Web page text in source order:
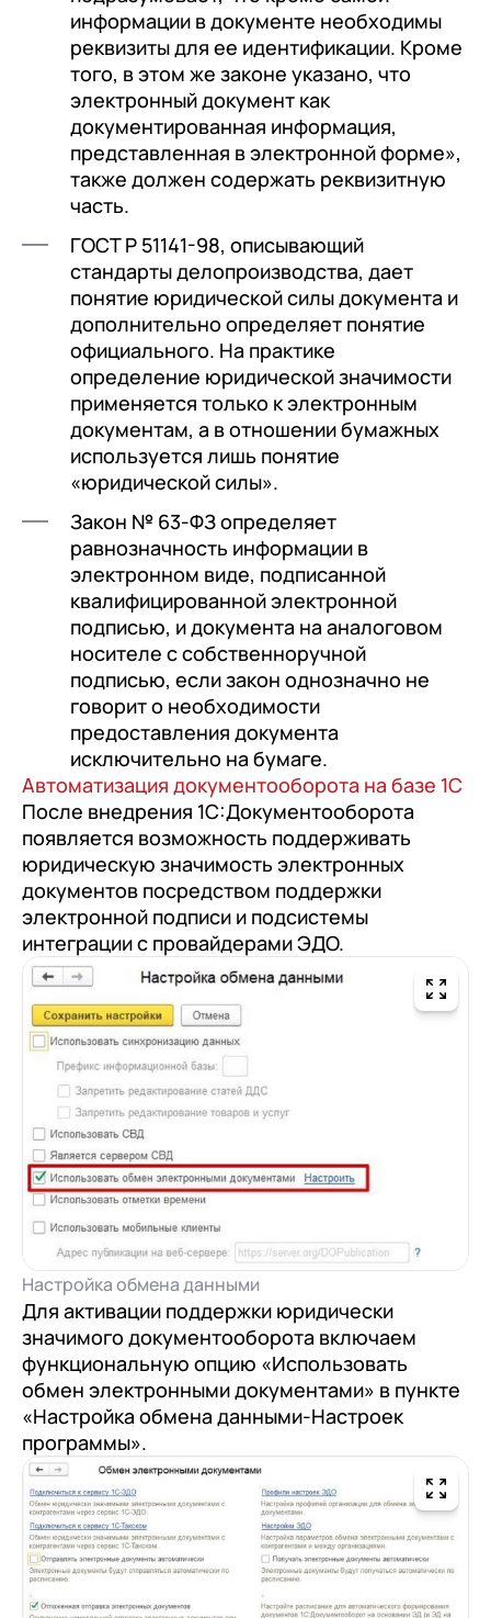
информации в документе необходимы
реквизиты для ее идентификации. Кроме
того, в этом же законе указано, что
электронный документ как
документированная информация,
представленная в электронной форме»,
также должен содержать реквизитную
часть.
ГОСТ Р 51141-98, описывающий
стандарты делопроизводства, дает
понятие юридической силы документа и
дополнительно определяет понятие
официального. На практике
определение юридической значимости
применяется только к электронным
документам, а в отношении бумажных
используется лишь понятие
«юридической силы».
Закон № 63-ФЗ определяет
равнозначность информации в
электронном виде, подписанной
квалифицированной электронной
подписью, и документа на аналоговом
носителе с собственноручной
подписью, если закон однозначно не
говорит о необходимости
предоставления документа
исключительно на бумаге.
Автоматизация документооборота на базе 1С
После внедрения 1С:Документооборота
появляется возможность поддерживать
юридическую значимость электронных
документов посредством поддержки
электронной подписи и подсистемы
интеграции с провайдерами ЭДО.
Настройка обмена данными
Для активации поддержки юридически
значимого документооборота включаем
функциональную опцию «Использовать
обмен электронными документами» в пункте
«Настройка обмена данными-Настроек
программы».
+7 Номер телефона
Отправить
Я даю согласие на обработкуПерсональных
данныхв соответствии сПолитикой
Конфиденциальности
+7
Отправить
Я даю согласие на обработкуПерсональных
данныхв соответствии сПолитикой
Конфиденциальности
+7 Номер телефона
Отправить
Я даю согласие на обработкуПерсональных
данныхв соответствии сПолитикой
Конфиденциальности
Перейти в корзину
Продолжить покупки